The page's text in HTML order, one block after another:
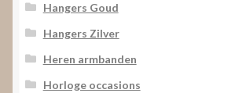
Hangers Goud
Hangers Zilver
Heren armbanden
Horloge occasions